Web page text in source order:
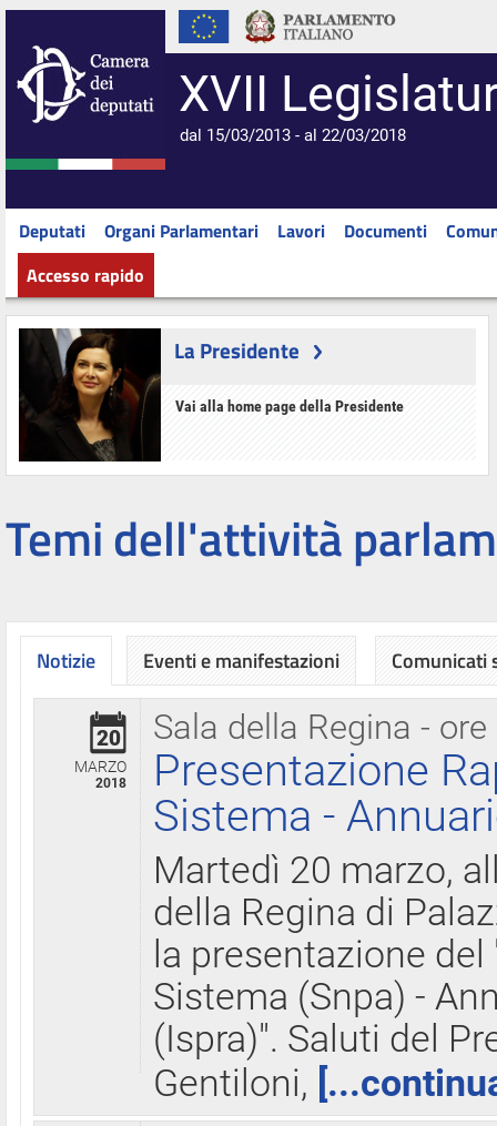
XVII
dal 15/03/2013 - al 22/03/2018
Deputati Organi Parlamentari Lavori Documenti
Accesso rapido
La Presidente
Vai alla home page della Presidente
Temi dell'attività
Notizie
Sala della Regina - ore
20
MARZO
2018
Presentazione
Sistema -
Martedì 20 marzo,
della Regina di
la presentazione
Sistema (Snpa) -
(Ispra)". Saluti del
Gentiloni,
Eventi e manifestazioni Comunicati